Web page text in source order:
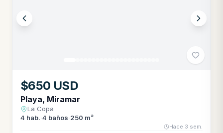
$650 USD
Playa, Miramar
La Copa
4 hab.·4 baños·250 m²
Hace 3 sem.